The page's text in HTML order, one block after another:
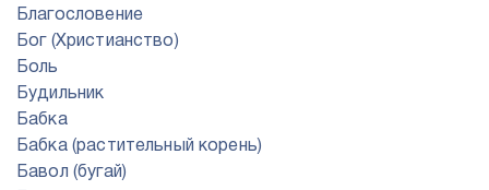
Благословение
Бог (Христианство)
Боль
Будильник
Бабка
Бабка (растительный корень)
Бавол (бугай)